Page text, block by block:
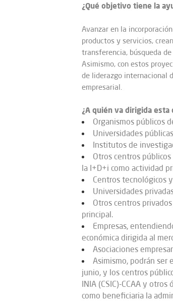
¿Qué objetivo tiene la
Avanzar en la
productos y servicios,
transferencia, búsqueda
Asimismo, con estos
de liderazgo internacional
empresarial.
¿A quién va dirigida esta
Organismos públicos
Universidades
Institutos de
Otros centros
la I+D+i como actividad
Centros tecnológicos
Universidades
Otros centros
principal.
Empresas,
económica dirigida al
Asociaciones
Asimismo, podrán
junio, y los centros
INIA (CSIC)-CCAA y
como beneficiaria la